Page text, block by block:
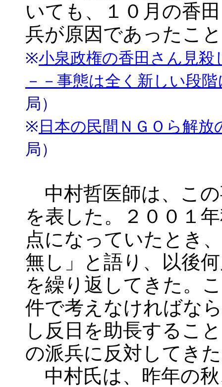
いても、１０月の香
兵が原因であったこ
※小泉政権の香田さん見殺
－－事態は全く新しい段
局）
※ 日本の民間ＮＧＯら解
局）
中村哲医師は、こ
を表した。２００１
点になっていたとき
無し」と語り、以後
を繰り返してきた。
件で考えなければな
し反日を助長するこ
の派兵に反対してき
中村氏は、昨年の